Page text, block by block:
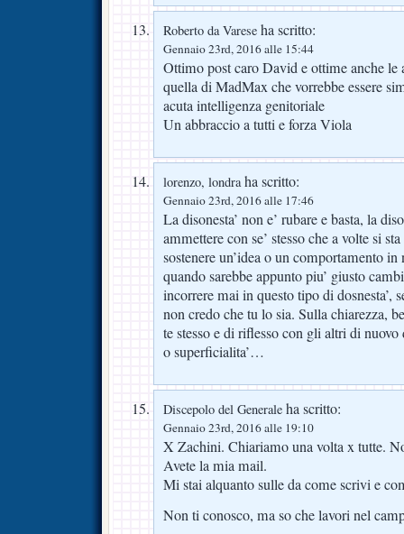
Roberto da Varese ha scritto:
Gennaio 23rd, 2016 alle 15:44
Ottimo post caro David e ottime anche le
quella di MadMax che vorrebbe essere
acuta intelligenza genitoriale
Un abbraccio a tutti e forza Viola
lorenzo, londraha scritto:
Gennaio 23rd, 2016 alle 17:46
La disonesta’ non e’ rubare e basta, la
ammettere con se’ stesso che a volte si
sostenere un’idea o un comportamento
quando sarebbe appunto piu’ giusto
incorrere mai in questo tipo di dosnesta’,
non credo che tu lo sia. Sulla chiarezza,
te stesso e di riflesso con gli altri di nuovo
o superficialita’…
Discepolo del Generale ha scritto:
Gennaio 23rd, 2016 alle 19:10
X Zachini. Chiariamo una volta x tutte.
Avete la mia mail.
Mi stai alquanto sulle da come scrivi e
Non ti conosco, ma so che lavori nel